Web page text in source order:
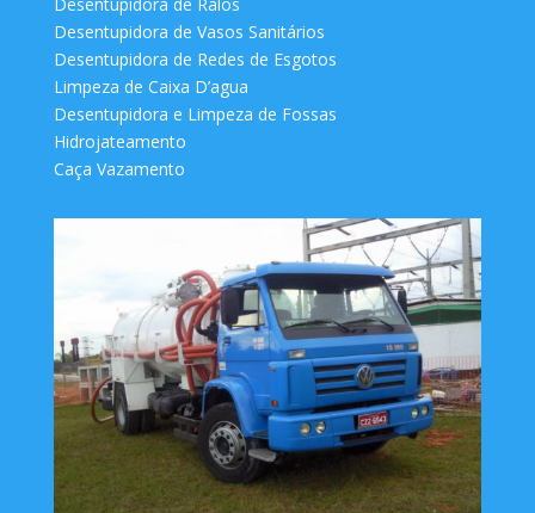
Desentupidora de Vasos Sanitários
Desentupidora de Redes de Esgotos
Limpeza de Caixa D’agua
Desentupidora e Limpeza de Fossas
Hidrojateamento
Caça Vazamento